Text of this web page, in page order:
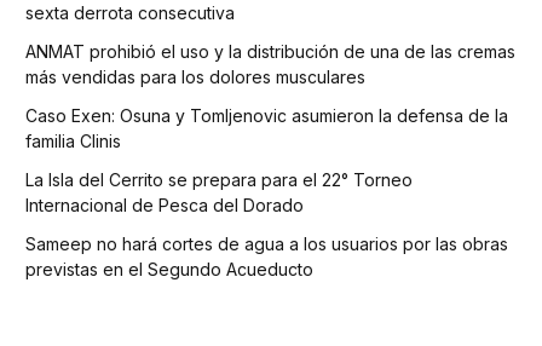
sexta derrota consecutiva
ANMAT prohibió el uso y la distribución de una de las cremas
más vendidas para los dolores musculares
Caso Exen: Osuna y Tomljenovic asumieron la defensa de la
familia Clinis
La Isla del Cerrito se prepara para el 22° Torneo
Internacional de Pesca del Dorado
Sameep no hará cortes de agua a los usuarios por las obras
previstas en el Segundo Acueducto